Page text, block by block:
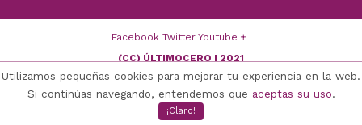
Facebook Twitter Youtube ×
(CC) ÚLTIMOCERO | 2021
Utilizamos pequeñas cookies para mejorar tu experiencia en la web.
Si continúas navegando, entendemos que aceptas su uso.
¡Claro!